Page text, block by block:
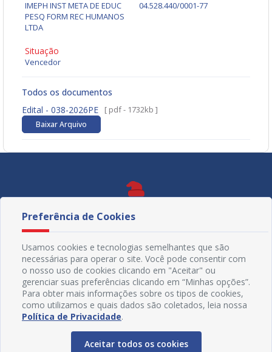
IMEPH INST META DE EDUC
PESQ FORM REC HUMANOS
LTDA
04.528.440/0001-77
Situação
Vencedor
Todos os documentos
Edital - 038-2026PE
[ pdf - 1732kb ]
Baixar Arquivo
Redes Sociais
Preferência de Cookies
Usamos cookies e tecnologias semelhantes que são
necessárias para operar o site. Você pode consentir com
o nosso uso de cookies clicando em "Aceitar" ou
gerenciar suas preferências clicando em “Minhas opções”.
Para obter mais informações sobre os tipos de cookies,
como utilizamos e quais dados são coletados, leia nossa
Política de Privacidade.
Aceitar todos os cookies